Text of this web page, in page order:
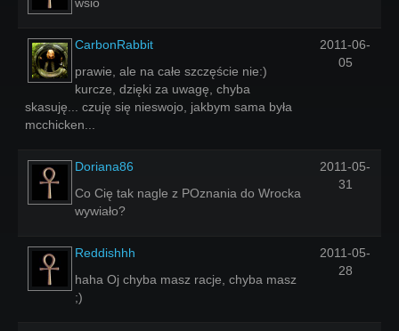
CarbonRabbit
prawie, ale na całe szczęście nie:)
kurcze, dzięki za uwagę, chyba
skasuję... czuję się nieswojo, jakbym sama była
mcchicken...
2011-06-
05
Doriana86
Co Cię tak nagle z POznania do Wrocka
wywiało?
2011-05-
31
Reddishhh
haha Oj chyba masz racje, chyba masz
;)
2011-05-
28